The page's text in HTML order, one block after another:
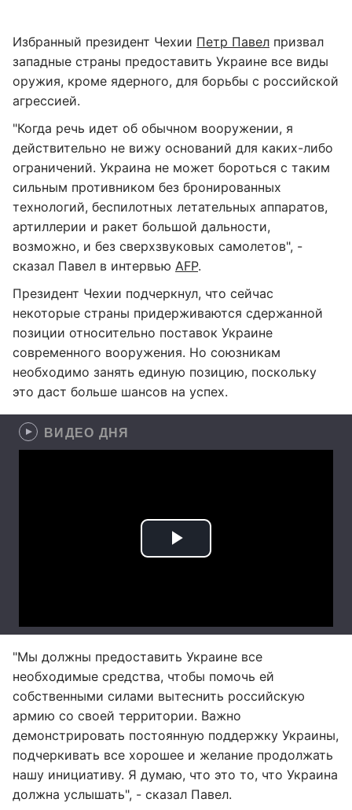
Избранный президент Чехии Петр Павел призвал
западные страны предоставить Украине все виды
оружия, кроме ядерного, для борьбы с российской
агрессией.
"Когда речь идет об обычном вооружении, я
действительно не вижу оснований для каких-либо
ограничений. Украина не может бороться с таким
сильным противником без бронированных
технологий, беспилотных летательных аппаратов,
артиллерии и ракет большой дальности,
возможно, и без сверхзвуковых самолетов", -
сказал Павел в интервью AFP.
Президент Чехии подчеркнул, что сейчас
некоторые страны придерживаются сдержанной
позиции относительно поставок Украине
современного вооружения. Но союзникам
необходимо занять единую позицию, поскольку
это даст больше шансов на успех.
ВИДЕО ДНЯ
"Мы должны предоставить Украине все
необходимые средства, чтобы помочь ей
собственными силами вытеснить российскую
армию со своей территории. Важно
демонстрировать постоянную поддержку Украины,
подчеркивать все хорошее и желание продолжать
нашу инициативу. Я думаю, что это то, что Украина
должна услышать", - сказал Павел.